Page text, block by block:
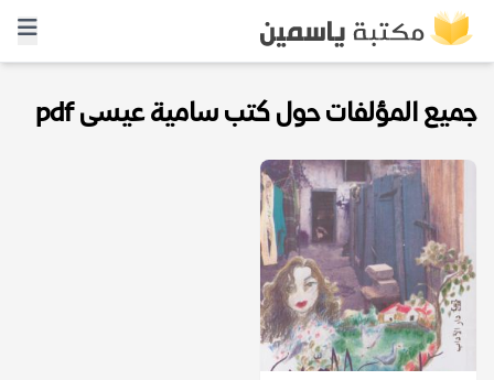
جميع المؤلفات حول كتب سامية عيسى pdf